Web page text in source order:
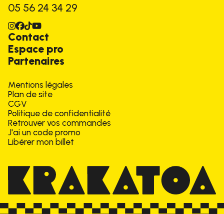
05 56 24 34 29
Instagram
Facebook
TikTokYoutube
Contact
Espace pro
Partenaires
Mentions légales
Plan de site
CGV
Politique de confidentialité
Retrouver vos commandes
J'ai un code promo
Libérer mon billet